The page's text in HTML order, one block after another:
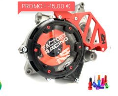
PROMO ! -15,00 €